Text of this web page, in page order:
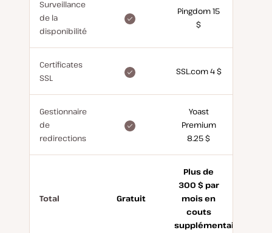
Surveillance
de la
disponibilité
Pingdom 15
$
Certificates
SSL
SSL.com 4 $
Gestionnaire
de
redirections
Yoast
Premium
8.25 $
Total Gratuit
Plus de
300 $ par
mois en
couts
supplémentaires